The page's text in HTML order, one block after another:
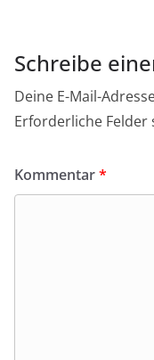
Schreibe
Deine E-Mail-
Erforderliche Felder
Kommentar*